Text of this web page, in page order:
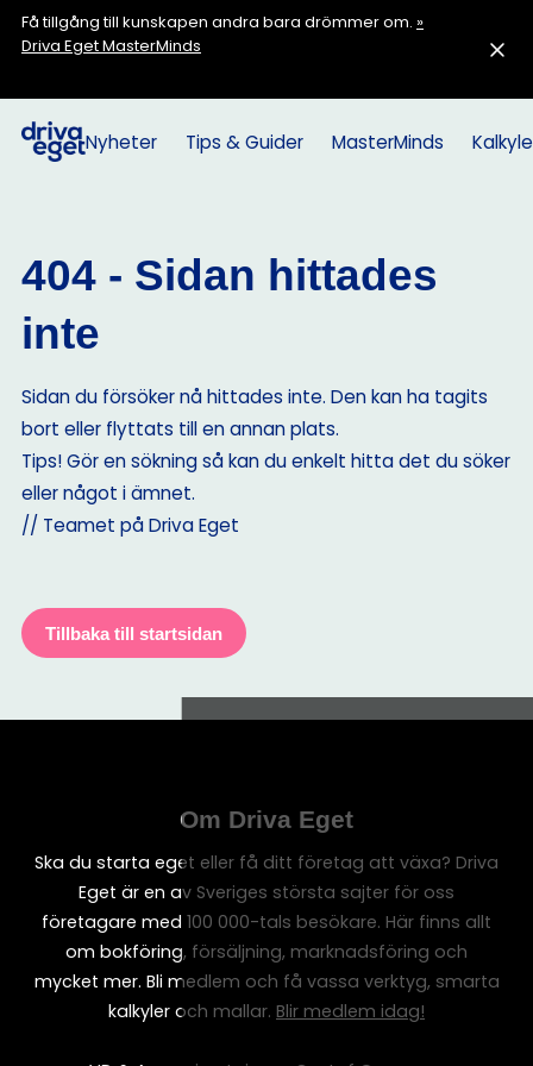
Få tillgång till kunskapen andra bara drömmer om. »
Driva Eget MasterMinds
Nyheter Tips & Guider MasterMinds
404 - Sidan hittades
inte
Sidan du försöker nå hittades inte. Den kan ha tagits
bort eller flyttats till en annan plats.
Tips! Gör en sökning så kan du enkelt hitta det du söker
eller något i ämnet.
// Teamet på Driva Eget
Tillbaka till startsidan
Om Driva Eget
Ska du starta eget eller få ditt företag att växa? Driva
Eget är en av Sveriges största sajter för oss
företagare med 100 000-tals besökare. Här finns allt
om bokföring, försäljning, marknadsföring och
mycket mer. Bli medlem och få vassa verktyg, smarta
kalkyler och mallar. Blir medlem idag!